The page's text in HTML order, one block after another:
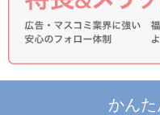
かん